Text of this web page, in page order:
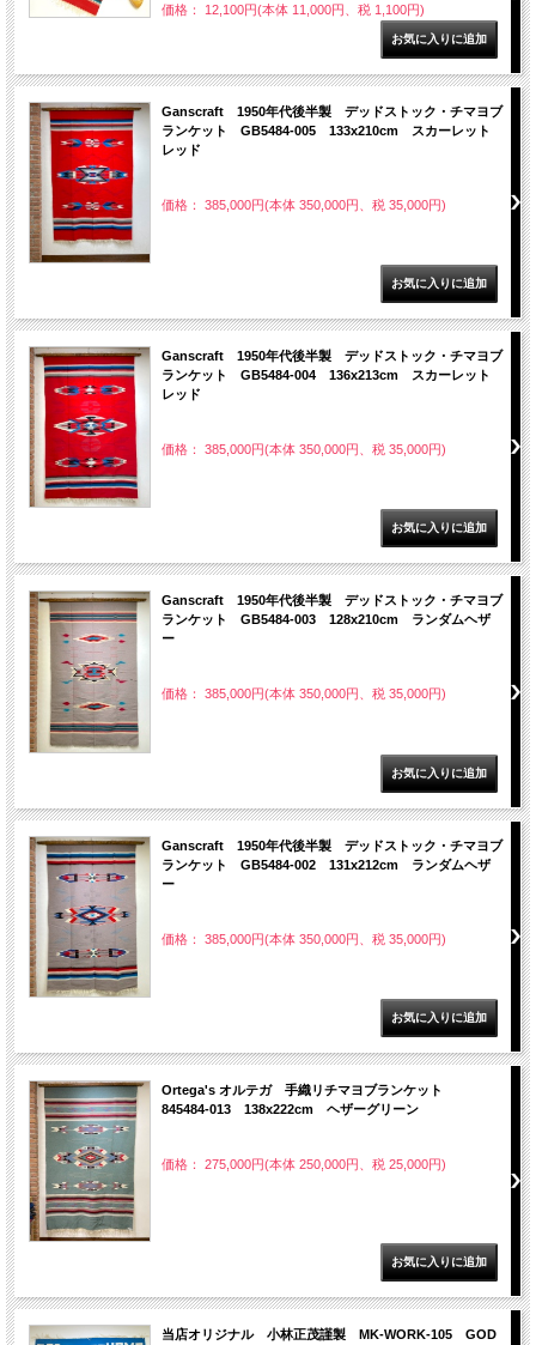
価格： 12,100円(本体 11,000円、税 1,100円)
Ganscraft 1950年代後半製 デッドストック・チマヨブ
ランケット GB5484-005 133x210cm スカーレット
レッド
価格： 385,000円(本体 350,000円、税 35,000円)
Ganscraft 1950年代後半製 デッドストック・チマヨブ
ランケット GB5484-004 136x213cm スカーレット
レッド
価格： 385,000円(本体 350,000円、税 35,000円)
Ganscraft 1950年代後半製 デッドストック・チマヨブ
ランケット GB5484-003 128x210cm ランダムヘザ
ー
価格： 385,000円(本体 350,000円、税 35,000円)
Ganscraft 1950年代後半製 デッドストック・チマヨブ
ランケット GB5484-002 131x212cm ランダムヘザ
ー
価格： 385,000円(本体 350,000円、税 35,000円)
Ortega's オルテガ 手織リチマヨブランケット
845484-013 138x222cm ヘザーグリーン
価格： 275,000円(本体 250,000円、税 25,000円)
当店オリジナル 小林正茂謹製 MK-WORK-105 GOD